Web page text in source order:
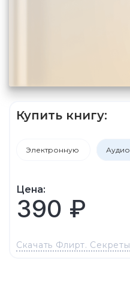
Купить книгу:
Электронную Аудио
Цена:
390 ₽
Скачать Флирт.